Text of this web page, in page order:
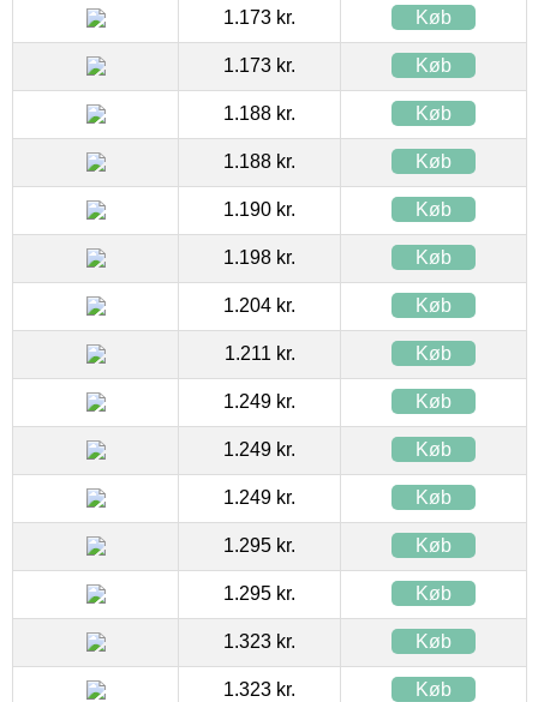
1.173 kr. Køb
1.173 kr. Køb
1.188 kr. Køb
1.188 kr. Køb
1.190 kr. Køb
1.198 kr. Køb
1.204 kr. Køb
1.211 kr. Køb
1.249 kr. Køb
1.249 kr. Køb
1.249 kr. Køb
1.295 kr. Køb
1.295 kr. Køb
1.323 kr. Køb
1.323 kr. Køb